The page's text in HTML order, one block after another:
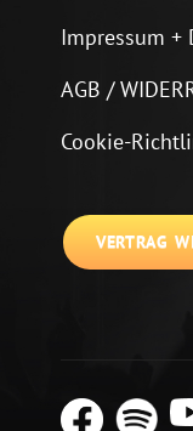
Impressum +
AGB /
Cookie-
VERTRAG